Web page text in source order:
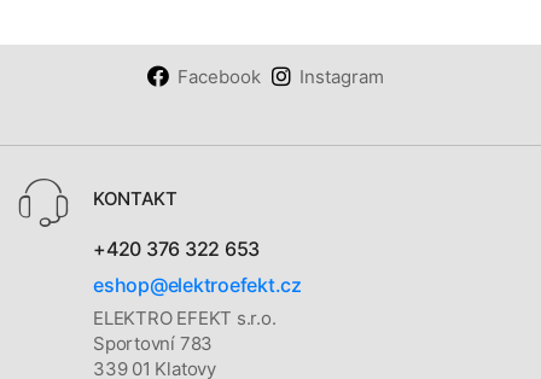
Facebook Instagram
KONTAKT
+420 376 322 653
eshop@elektroefekt.cz
ELEKTRO EFEKT s.r.o.
Sportovní 783
339 01 Klatovy